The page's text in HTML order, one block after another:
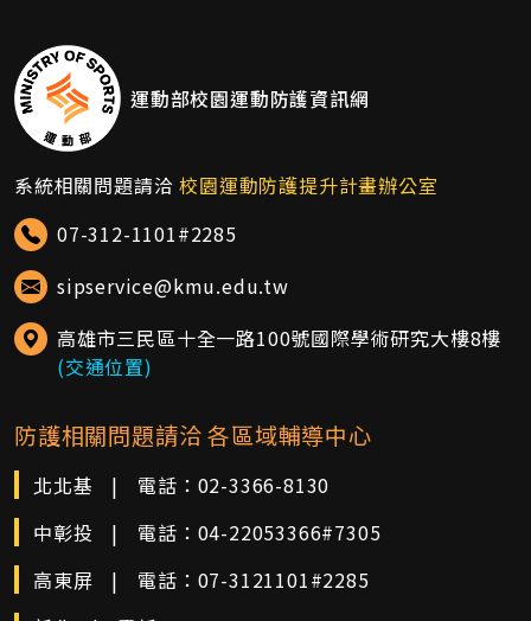
運動部校園運動防護資訊網
系統相關問題請洽校園運動防護提升計畫辦公室
07-312-1101#2285
sipservice@kmu.edu.tw
高雄市三民區十全一路100號國際學術研究大樓8樓
(交通位置)
防護相關問題請洽 各區域輔導中心
北北基 | 電話： 02-3366-8130
中彰投
| 電話： 04-22053366#7305
高東屏
| 電話： 07-3121101#2285